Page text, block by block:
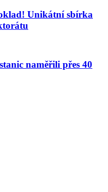
Unikátní sbírka
naměřili přes 40